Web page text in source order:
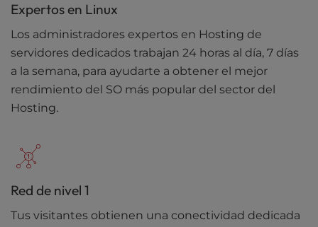
Expertos en Linux
Los administradores expertos en Hosting de
servidores dedicados trabajan 24 horas al día, 7 días
a la semana, para ayudarte a obtener el mejor
rendimiento del SO más popular del sector del
Hosting.
Red de nivel 1
Tus visitantes obtienen una conectividad dedicada